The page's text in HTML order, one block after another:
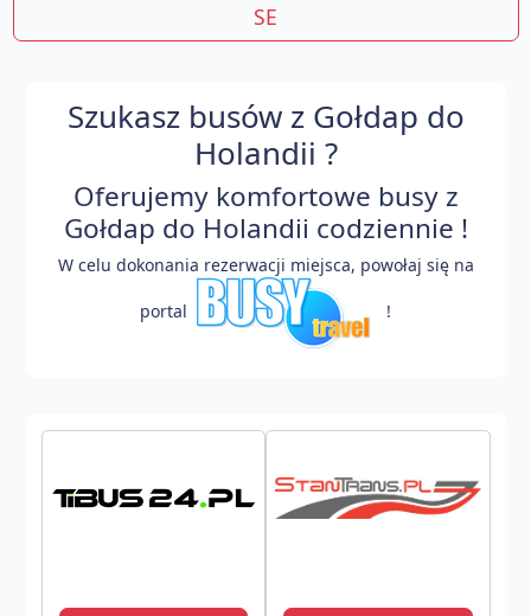
SE
Szukasz busów z Gołdap do
Holandii ?
Oferujemy komfortowe busy z
Gołdap do Holandii codziennie !
W celu dokonania rezerwacji miejsca, powołaj się na
portal !